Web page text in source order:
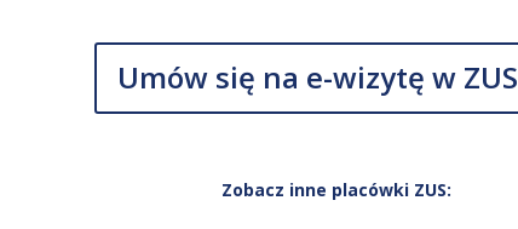
Umów się na e-wizytę w ZUS
Zobacz inne placówki ZUS: